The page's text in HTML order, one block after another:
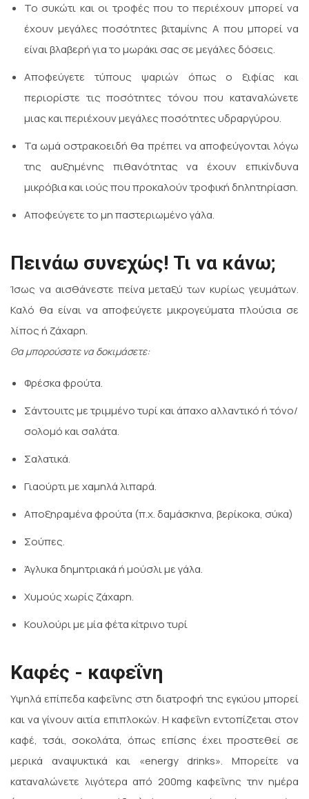
Το συκώτι και οι τροφές που το περιέχουν μπορεί να
έχουν μεγάλες ποσότητες βιταμίνης Α που μπορεί να
είναι βλαβερή για το μωράκι σας σε μεγάλες δόσεις.
Αποφεύγετε τύπους ψαριών όπως o ξιφίας και
περιορίστε τις ποσότητες τόνου που καταναλώνετε
μιας και περιέχουν μεγάλες ποσότητες υδραργύρου.
Τα ωμά οστρακοειδή θα πρέπει να αποφεύγονται λόγω
της αυξημένης πιθανότητας να έχουν επικίνδυνα
μικρόβια και ιούς που προκαλούν τροφική δηλητηρίαση.
Αποφεύγετε το μη παστεριωμένο γάλα.
Πεινάω συνεχώς! Τι να κάνω;
Ίσως να αισθάνεστε πείνα μεταξύ των κυρίως γευμάτων.
Καλό θα είναι να αποφεύγετε μικρογεύματα πλούσια σε
λίπος ή ζάχαρη.
Θα μπορούσατε να δοκιμάσετε:
Φρέσκα φρούτα.
Σάντουιτς με τριμμένο τυρί και άπαχο αλλαντικό ή τόνο/
σολομό και σαλάτα.
Σαλατικά.
Γιαούρτι με χαμηλά λιπαρά.
Αποξηραμένα φρούτα (π.χ. δαμάσκηνα, βερίκοκα, σύκα)
Σούπες.
Άγλυκα δημητριακά ή μούσλι με γάλα.
Χυμούς χωρίς ζάχαρη.
Κουλούρι με μία φέτα κίτρινο τυρί
Καφές - καφεΐνη
Υψηλά επίπεδα καφεΐνης στη διατροφή της εγκύου μπορεί
και να γίνουν αιτία επιπλοκών. Η καφεΐνη εντοπίζεται στον
καφέ, τσάι, σοκολάτα, όπως επίσης έχει προστεθεί σε
μερικά αναψυκτικά και «energy drinks». Μπορείτε να
καταναλώνετε λιγότερα από 200mg καφεΐνης την ημέρα